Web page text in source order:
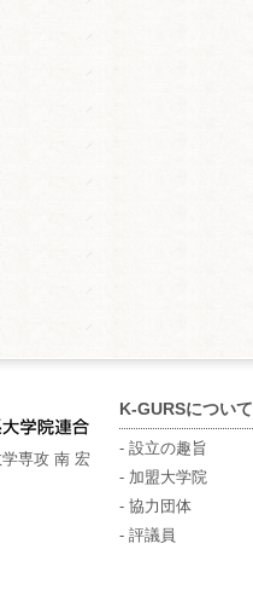
専攻 南 宏
K-GURSについて
- 設立の趣旨
- 加盟大学院
- 協力団体
- 評議員